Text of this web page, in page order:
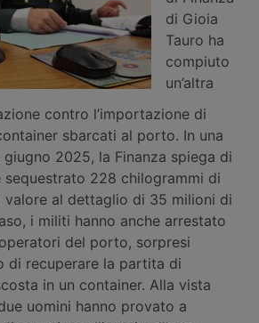
di Gioia
Tauro ha
compiuto
un’altra
contro l’importazione di
sbarcati al porto. In una
2025, la Finanza spiega di
228 chilogrammi di
valore al dettaglio di 35 milioni di
i militi hanno anche arrestato
del porto, sorpresi
di recuperare la partita di
in un container. Alla vista
uomini hanno provato a